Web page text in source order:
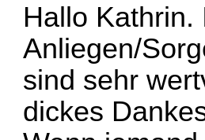
Hallo
Anliegen/
sind sehr
dickes